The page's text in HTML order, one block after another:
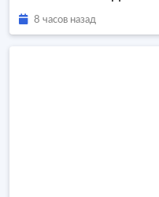
8 часов назад